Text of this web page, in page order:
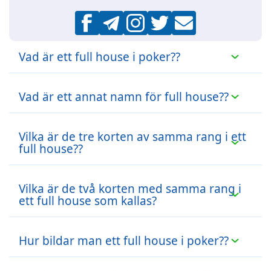
Vad är ett full house i poker??
består av tre kort med en rang och två
kort med en annan rang.
Vad är ett annat namn för full house??
eller en "full båt".
Vilka är de tre korten av samma rang i ett
full house??
house kallas för "trips" eller "three-of-a-
kind".
Vilka är de två korten med samma rang i
ett full house som kallas?
ett full house kallas "par" eller "ett par
av".
Hur bildar man ett full house i poker??